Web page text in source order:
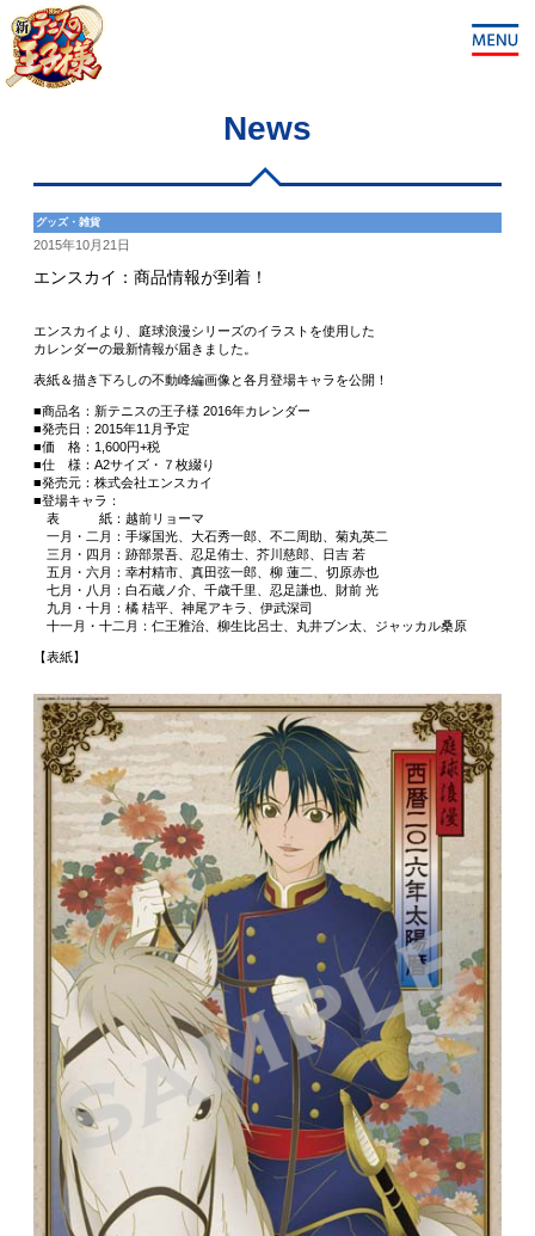
News
グッズ・雑貨
2015年10月21日
エンスカイ：商品情報が到着！
エンスカイより、庭球浪漫シリーズのイラストを使用した
カレンダーの最新情報が届きました。
表紙＆描き下ろしの不動峰編画像と各月登場キャラを公開！
■商品名：新テニスの王子様 2016年カレンダー
■発売日：2015年11月予定
■価 格：1,600円+税
■仕 様：A2サイズ・７枚綴り
■発売元：株式会社エンスカイ
■登場キャラ：
表 紙：越前リョーマ
一月・二月：手塚国光、大石秀一郎、不二周助、菊丸英二
三月・四月：跡部景吾、忍足侑士、芥川慈郎、日吉 若
五月・六月：幸村精市、真田弦一郎、柳 蓮二、切原赤也
七月・八月：白石蔵ノ介、千歳千里、忍足謙也、財前 光
九月・十月：橘 桔平、神尾アキラ、伊武深司
十一月・十二月：仁王雅治、柳生比呂士、丸井ブン太、ジャッカル桑原
【表紙】